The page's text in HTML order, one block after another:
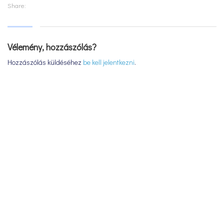
Share:
Vélemény, hozzászólás?
Hozzászólás küldéséhez be kell jelentkezni.